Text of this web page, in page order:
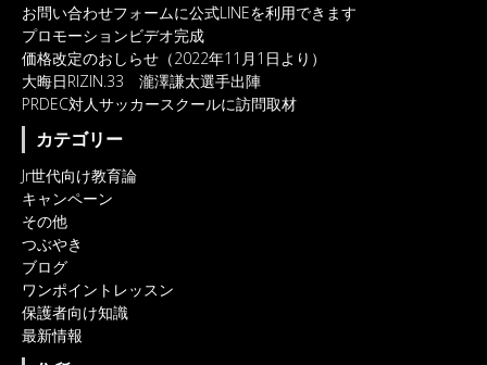
お問い合わせフォームに公式LINEを利用できます
プロモーションビデオ完成
価格改定のおしらせ（2022年11月1日より）
大晦日RIZIN.33 瀧澤謙太選手出陣
PRDEC対人サッカースクールに訪問取材
カテゴリー
Jr世代向け教育論
キャンペーン
その他
つぶやき
ブログ
ワンポイントレッスン
保護者向け知識
最新情報